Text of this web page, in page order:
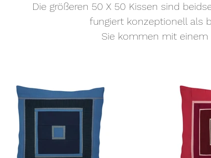
Die größeren 50 X 50 Kissen sind
fungiert konzeptionell als
Sie kommen mit einem